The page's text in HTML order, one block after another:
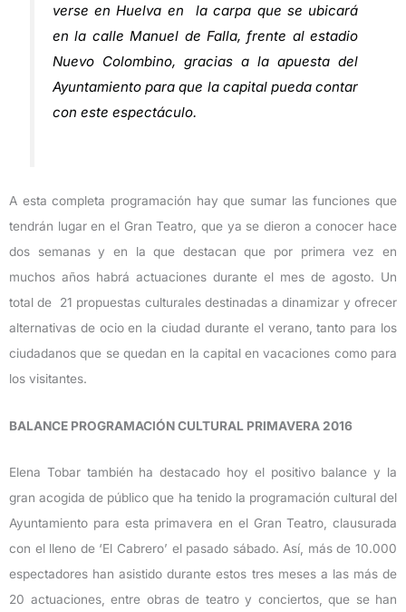
verse en Huelva en la carpa que se ubicará
en la calle Manuel de Falla, frente al estadio
Nuevo Colombino, gracias a la apuesta del
Ayuntamiento para que la capital pueda contar
con este espectáculo.
A esta completa programación hay que sumar las funciones que
tendrán lugar en el Gran Teatro, que ya se dieron a conocer hace
dos semanas y en la que destacan que por primera vez en
muchos años habrá actuaciones durante el mes de agosto. Un
total de 21 propuestas culturales destinadas a dinamizar y ofrecer
alternativas de ocio en la ciudad durante el verano, tanto para los
ciudadanos que se quedan en la capital en vacaciones como para
los visitantes.
BALANCE PROGRAMACIÓN CULTURAL PRIMAVERA 2016
Elena Tobar también ha destacado hoy el positivo balance y la
gran acogida de público que ha tenido la programación cultural del
Ayuntamiento para esta primavera en el Gran Teatro, clausurada
con el lleno de ‘El Cabrero’ el pasado sábado. Así, más de 10.000
espectadores han asistido durante estos tres meses a las más de
20 actuaciones, entre obras de teatro y conciertos, que se han